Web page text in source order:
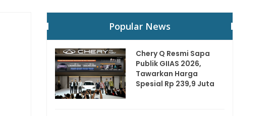
Popular News
Chery Q Resmi Sapa
Publik GIIAS 2026,
Tawarkan Harga
Spesial Rp 239,9 Juta